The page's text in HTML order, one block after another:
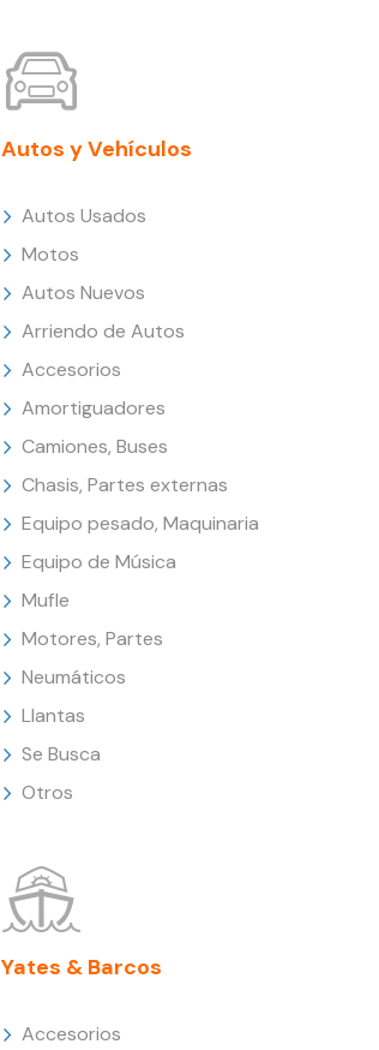
Autos y Vehículos
Autos Usados
Motos
Autos Nuevos
Arriendo de Autos
Accesorios
Amortiguadores
Camiones, Buses
Chasis, Partes externas
Equipo pesado, Maquinaria
Equipo de Música
Mufle
Motores, Partes
Neumáticos
Llantas
Se Busca
Otros
Yates & Barcos
Accesorios